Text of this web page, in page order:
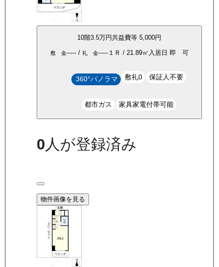
10階3.5万円共益費等 5,000円
敷 金-----/ 礼 金-----１Ｒ / 21.89㎡ 入居日 即 可
360°パノラマ 敷礼0 保証人不要
都市ガス 家具家電付帯可能
0人が登録済み
物件画像を見る